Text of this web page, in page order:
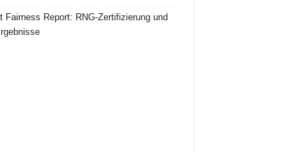
Fairness Report: RNG-Zertifizierung und